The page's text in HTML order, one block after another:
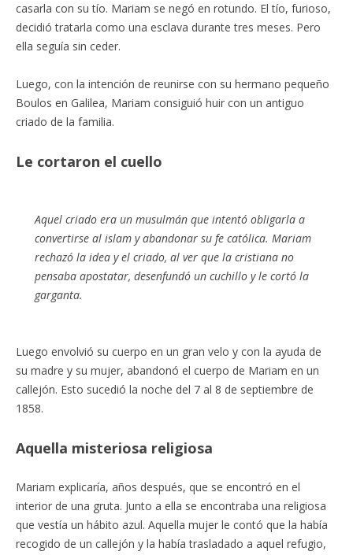
casarla con su tío. Mariam se negó en rotundo. El tío, furioso,
decidió tratarla como una esclava durante tres meses. Pero
ella seguía sin ceder.
Luego, con la intención de reunirse con su hermano pequeño
Boulos en Galilea, Mariam consiguió huir con un antiguo
criado de la familia.
Le cortaron el cuello
Aquel criado era un musulmán que intentó obligarla a
convertirse al islam y abandonar su fe católica. Mariam
rechazó la idea y el criado, al ver que la cristiana no
pensaba apostatar, desenfundó un cuchillo y le cortó la
garganta.
Luego envolvió su cuerpo en un gran velo y con la ayuda de
su madre y su mujer, abandonó el cuerpo de Mariam en un
callejón. Esto sucedió la noche del 7 al 8 de septiembre de
1858.
Aquella misteriosa religiosa
Mariam explicaría, años después, que se encontró en el
interior de una gruta. Junto a ella se encontraba una religiosa
que vestía un hábito azul. Aquella mujer le contó que la había
recogido de un callejón y la había trasladado a aquel refugio,